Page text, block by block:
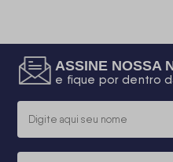
ASSINE NOSSA
e fique por dentro